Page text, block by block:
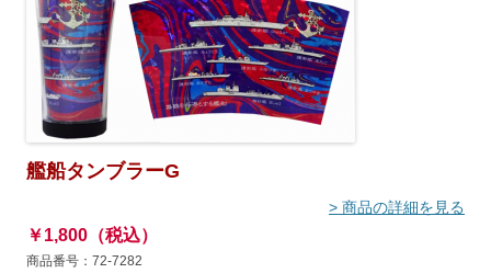
艦船タンブラーG
> 商品の詳細を見る
￥1,800（税込）
商品番号：72-7282